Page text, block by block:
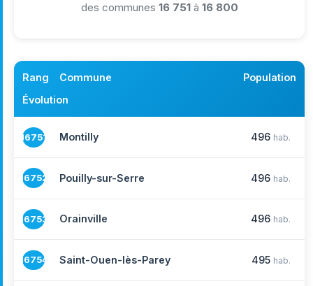
des communes 16 751à 16 800
Rang Commune
Population
Évolution
16751 Montilly 496 hab.
16752 Pouilly-sur-Serre 496 hab.
16753 Orainville 496 hab.
16754 Saint-Ouen-lès-Parey 495 hab.